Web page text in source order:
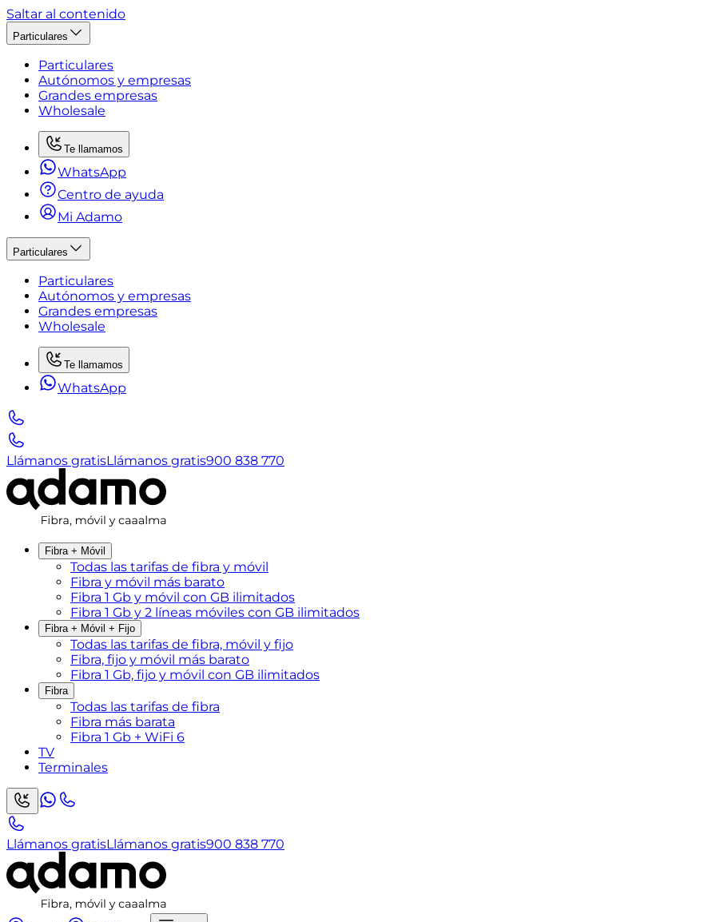
Saltar al contenido
Particulares
Particulares
Autónomos y empresas
Grandes empresas
Wholesale
Te llamamos
WhatsApp
Centro de ayuda
Mi Adamo
Particulares
Particulares
Autónomos y empresas
Grandes empresas
Wholesale
Te llamamos
WhatsApp
Llámanos gratisLlámanos gratis900 838 770
Fibra + Móvil
Todas las tarifas de fibra y móvil
Fibra y móvil más barato
Fibra 1 Gb y móvil con GB ilimitados
Fibra 1 Gb y 2 líneas móviles con GB ilimitados
Fibra + Móvil + Fijo
Todas las tarifas de fibra, móvil y fijo
Fibra, fijo y móvil más barato
Fibra 1 Gb, fijo y móvil con GB ilimitados
Fibra
Todas las tarifas de fibra
Fibra más barata
Fibra 1 Gb + WiFi 6
TV
Terminales
Llámanos gratisLlámanos gratis900 838 770